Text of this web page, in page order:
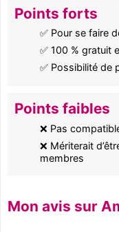
Points forts
✅ Pour se faire
✅ 100 % gratuit
✅ Possibilité de
Points faibles
❌ Pas
❌ Mériterait
membres
Mon avis sur